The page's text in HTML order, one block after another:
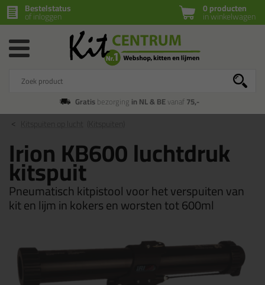
0 producten
in winkelwagen
Bestelstatus
of inloggen
Gratisbezorging in NL & BEvanaf75,-
Irion KB600 luchtdruk
kitspuit
Pneumatisch kitpistool voor het verspuiten van
kit en lijm in kokers en worsten tot 600ml